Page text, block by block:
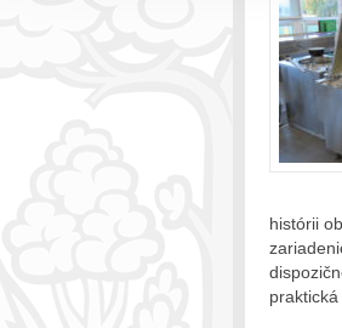
histórii
praktická